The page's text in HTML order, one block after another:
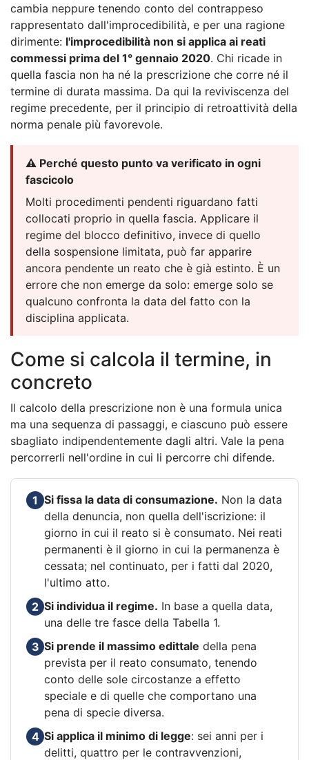
cambia neppure tenendo conto del contrappeso
rappresentato dall'improcedibilità, e per una ragione
dirimente: l'improcedibilità non si applica ai reati
commessi prima del 1° gennaio 2020. Chi ricade in
quella fascia non ha né la prescrizione che corre né il
termine di durata massima. Da qui la reviviscenza del
regime precedente, per il principio di retroattività della
norma penale più favorevole.
⚠️ Perché questo punto va verificato in ogni
fascicolo
Molti procedimenti pendenti riguardano fatti
collocati proprio in quella fascia. Applicare il
regime del blocco definitivo, invece di quello
della sospensione limitata, può far apparire
ancora pendente un reato che è già estinto. È un
errore che non emerge da solo: emerge solo se
qualcuno confronta la data del fatto con la
disciplina applicata.
Come si calcola il termine, in
concreto
Il calcolo della prescrizione non è una formula unica
ma una sequenza di passaggi, e ciascuno può essere
sbagliato indipendentemente dagli altri. Vale la pena
percorrerli nell'ordine in cui li percorre chi difende.
1 Si fissa la data di consumazione. Non la data
della denuncia, non quella dell'iscrizione: il
giorno in cui il reato si è consumato. Nei reati
permanenti è il giorno in cui la permanenza è
cessata; nel continuato, per i fatti dal 2020,
l'ultimo atto.
2 Si individua il regime. In base a quella data,
una delle tre fasce della Tabella 1.
3 Si prende il massimo edittale della pena
prevista per il reato consumato, tenendo
conto delle sole circostanze a effetto
speciale e di quelle che comportano una
pena di specie diversa.
4 Si applica il minimo di legge: sei anni per i
delitti, quattro per le contravvenzioni,